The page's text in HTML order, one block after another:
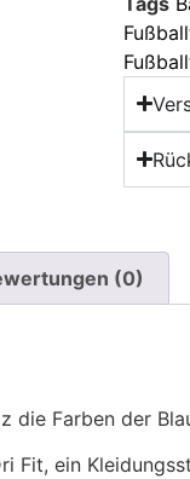
(0)
Farben der
ein